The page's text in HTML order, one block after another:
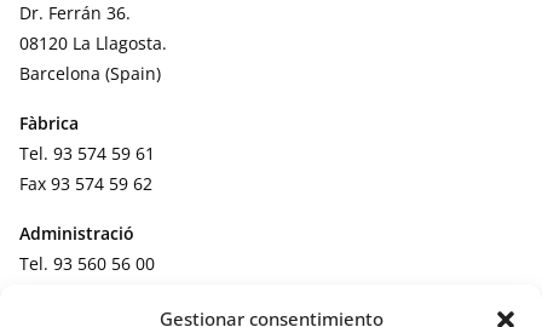
Gestionar consentimiento
Dr. Ferrán 36.
08120 La Llagosta.
Barcelona (Spain)
Fàbrica
Tel. 93 574 59 61
Fax 93 574 59 62
Administració
Tel. 93 560 56 00